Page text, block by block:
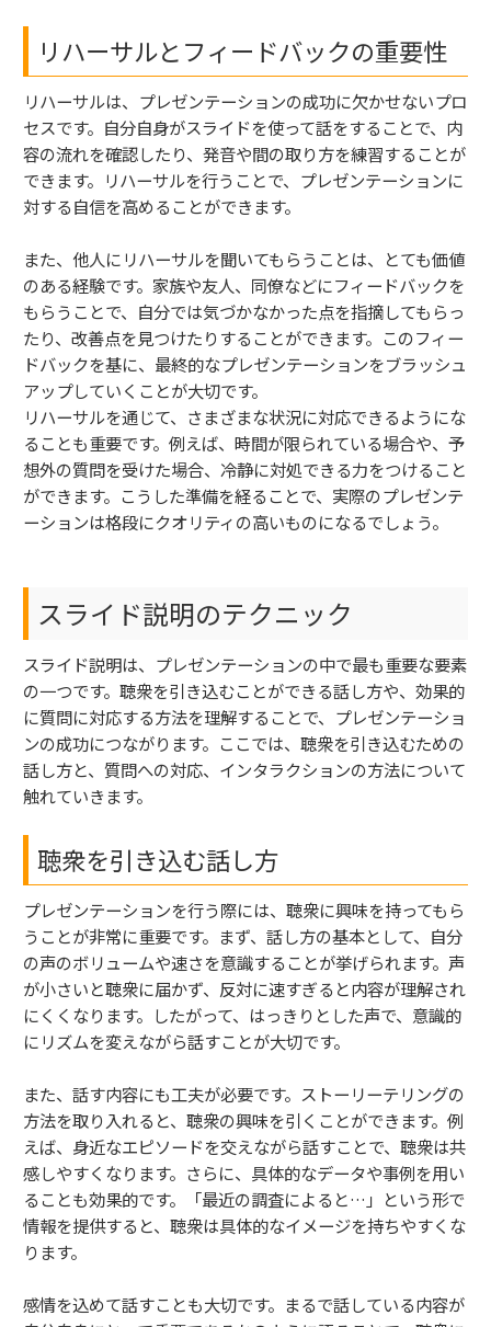
リハーサルとフィードバックの重要性
リハーサルは、プレゼンテーションの成功に欠かせないプロ
セスです。自分自身がスライドを使って話をすることで、内
容の流れを確認したり、発音や間の取り方を練習することが
できます。リハーサルを行うことで、プレゼンテーションに
対する自信を高めることができます。
また、他人にリハーサルを聞いてもらうことは、とても価値
のある経験です。家族や友人、同僚などにフィードバックを
もらうことで、自分では気づかなかった点を指摘してもらっ
たり、改善点を見つけたりすることができます。このフィー
ドバックを基に、最終的なプレゼンテーションをブラッシュ
アップしていくことが大切です。
リハーサルを通じて、さまざまな状況に対応できるようにな
ることも重要です。例えば、時間が限られている場合や、予
想外の質問を受けた場合、冷静に対処できる力をつけること
ができます。こうした準備を経ることで、実際のプレゼンテ
ーションは格段にクオリティの高いものになるでしょう。
スライド説明のテクニック
スライド説明は、プレゼンテーションの中で最も重要な要素
の一つです。聴衆を引き込むことができる話し方や、効果的
に質問に対応する方法を理解することで、プレゼンテーショ
ンの成功につながります。ここでは、聴衆を引き込むための
話し方と、質問への対応、インタラクションの方法について
触れていきます。
聴衆を引き込む話し方
プレゼンテーションを行う際には、聴衆に興味を持ってもら
うことが非常に重要です。まず、話し方の基本として、自分
の声のボリュームや速さを意識することが挙げられます。声
が小さいと聴衆に届かず、反対に速すぎると内容が理解され
にくくなります。したがって、はっきりとした声で、意識的
にリズムを変えながら話すことが大切です。
また、話す内容にも工夫が必要です。ストーリーテリングの
方法を取り入れると、聴衆の興味を引くことができます。例
えば、身近なエピソードを交えながら話すことで、聴衆は共
感しやすくなります。さらに、具体的なデータや事例を用い
ることも効果的です。「最近の調査によると…」という形で
情報を提供すると、聴衆は具体的なイメージを持ちやすくな
ります。
感情を込めて話すことも大切です。まるで話している内容が